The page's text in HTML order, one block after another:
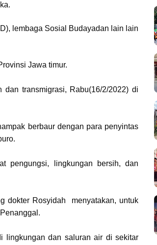
lembaga Sosial Budayadan lain lain
Jawa timur.
transmigrasi, Rabu(16/2/2022) di
berbaur dengan para penyintas
pengungsi, lingkungan bersih, dan
dokter Rosyidah menyatakan, untuk
lingkungan dan saluran air di sekitar